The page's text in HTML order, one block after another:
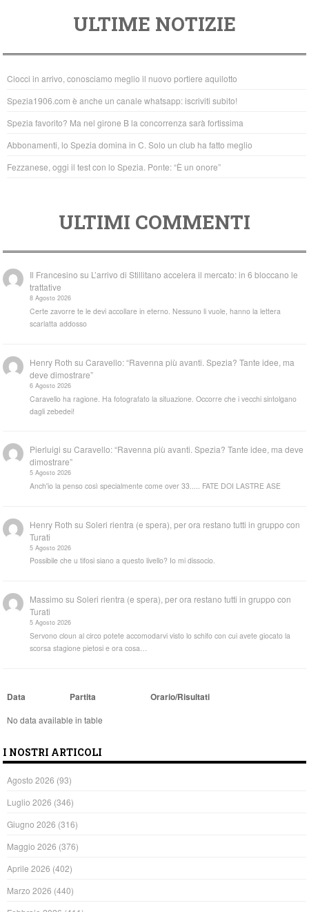
e
b
o
o
k
er
at
s
A
p
p
ULTIME NOTIZIE
Ciocci in arrivo, conosciamo meglio il nuovo portiere aquilotto
Spezia1906.com è anche un canale whatsapp: iscriviti subito!
Spezia favorito? Ma nel girone B la concorrenza sarà fortissima
Abbonamenti, lo Spezia domina in C. Solo un club ha fatto meglio
Fezzanese, oggi il test con lo Spezia. Ponte: “È un onore”
ULTIMI COMMENTI
Il Francesino su L’arrivo di Stillitano accelera il mercato: in 6 bloccano le
trattative
8 Agosto 2026
Certe zavorre te le devi accollare in eterno. Nessuno li vuole, hanno la lettera
scarlatta addosso
Henry Roth suCaravello: “Ravenna più avanti. Spezia? Tante idee, ma
deve dimostrare”
6 Agosto 2026
Caravello ha ragione. Ha fotografato la situazione. Occorre che i vecchi sintolgano
dagli zebedei!
Pierluigi suCaravello: “Ravenna più avanti. Spezia? Tante idee, ma deve
dimostrare”
5 Agosto 2026
Anch'io la penso così specialmente come over 33..... FATE DOI LASTRE ASE
Henry Roth suSoleri rientra (e spera), per ora restano tutti in gruppo con
Turati
5 Agosto 2026
Possibile che u tifosi siano a questo livello? Io mi dissocio.
Massimo suSoleri rientra (e spera), per ora restano tutti in gruppo con
Turati
5 Agosto 2026
Servono cloun al circo potete accomodarvi visto lo schifo con cui avete giocato la
scorsa stagione pietosi e ora cosa…
Data Partita Orario/Risultati
No data available in table
I NOSTRI ARTICOLI
Agosto 2026 (93)
Luglio 2026 (346)
Giugno 2026 (316)
Maggio 2026 (376)
Aprile 2026 (402)
Marzo 2026 (440)